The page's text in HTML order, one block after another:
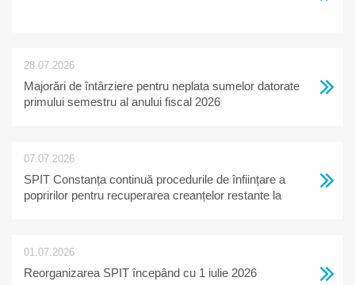
28.07.2026
Majorări de întârziere pentru neplata sumelor datorate
primului semestru al anului fiscal 2026
07.07.2026
SPIT Constanța continuă procedurile de înființare a
popririlor pentru recuperarea creanțelor restante la
01.07.2026
Reorganizarea SPIT începând cu 1 iulie 2026